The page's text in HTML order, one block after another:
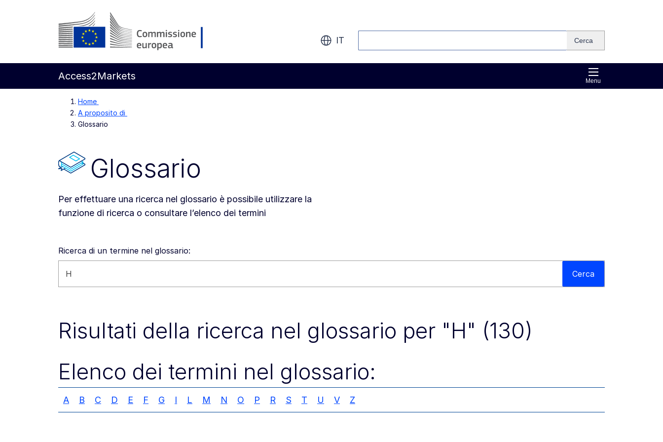
Vai al contenuto principale
IT Cerca
Menu
Access2Markets
Home
A proposito di
Glossario
Glossario
Per effettuare una ricerca nel glossario è possibile utilizzare la
funzione di ricerca o consultare l’elenco dei termini
Ricerca di un termine nel glossario:
Cerca nel sito Cerca
Risultati della ricerca nel glossario per "H" (130)
Elenco dei termini nel glossario:
A B C D E F G I L M N O P R S T U V Z